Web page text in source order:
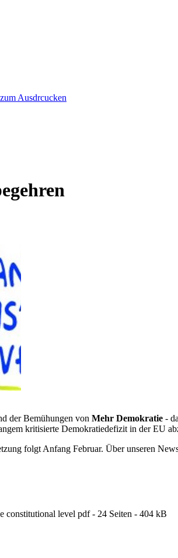
der Bemühungen von Mehr Demokratie -
kritisierte Demokratiedefizit in der EU
folgt Anfang Februar. Über unseren
constitutional level pdf - 24 Seiten - 404 kB